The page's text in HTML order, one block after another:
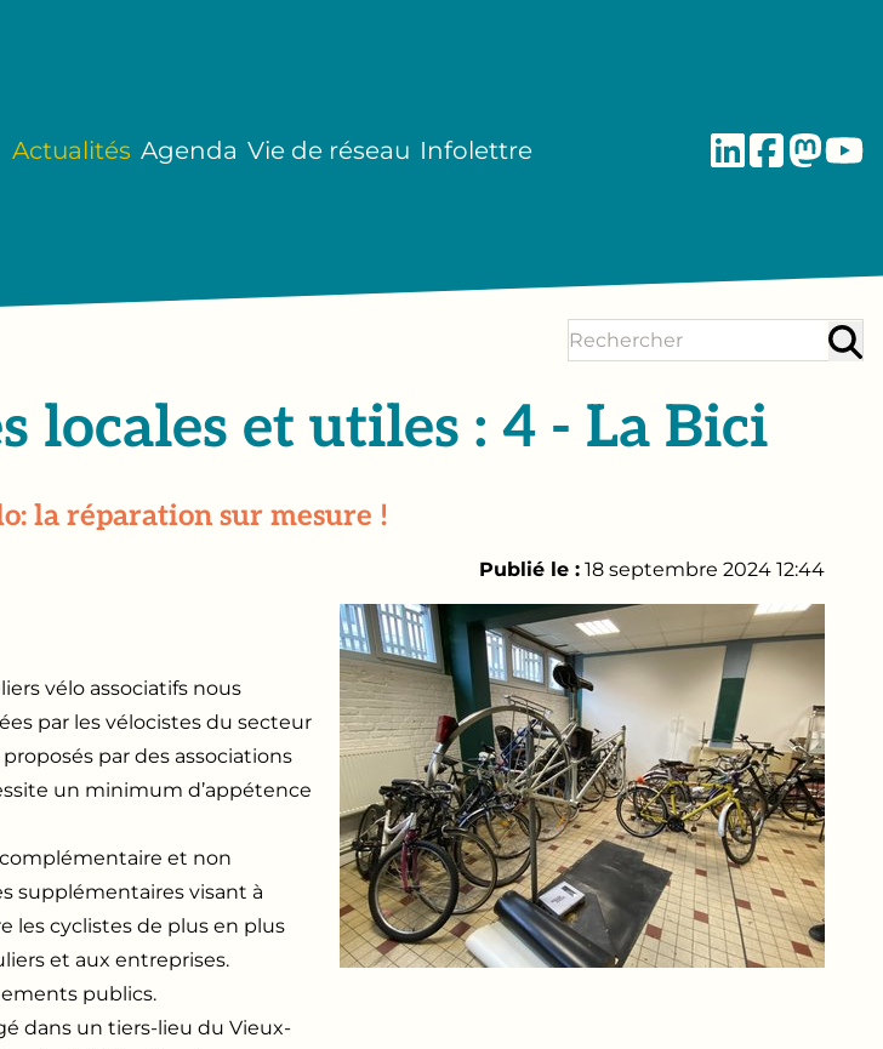
Actualités Agenda Vie de réseau Infolettre
locales et utiles : 4 - La Bici
la réparation sur mesure !
Publié le : 18 septembre 2024 12:44
vélo associatifs nous
par les vélocistes du secteur
par des associations
un minimum d’appétence
et non
supplémentaires visant à
les cyclistes de plus en plus
et aux entreprises.
publics.
dans un tiers-lieu du Vieux-